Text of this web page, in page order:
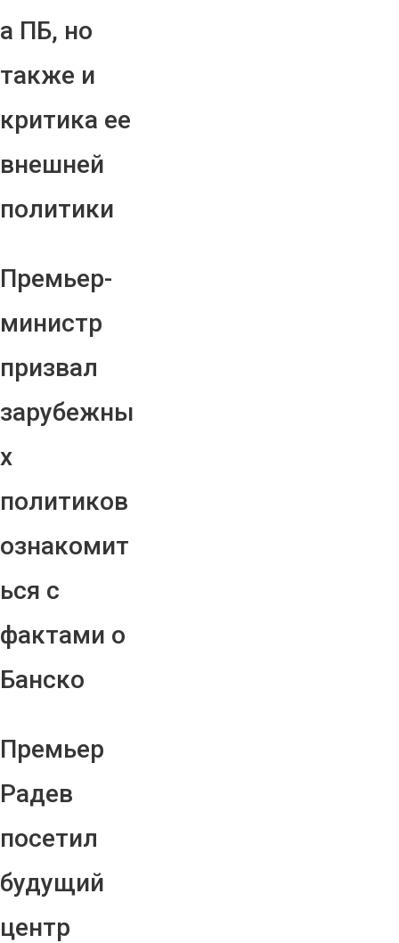
а ПБ, но
также и
критика ее
внешней
политики
Премьер-
министр
призвал
зарубежны
х
политиков
ознакомит
ься с
фактами о
Банско
Премьер
Радев
посетил
будущий
центр